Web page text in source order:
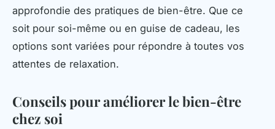
approfondie des pratiques de bien-être. Que ce
soit pour soi-même ou en guise de cadeau, les
options sont variées pour répondre à toutes vos
attentes de relaxation.
Conseils pour améliorer le bien-être
chez soi